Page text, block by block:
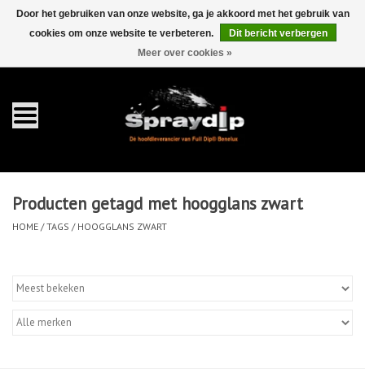
0 Artikelen - €0,00
Gallons
Sprays
Sets
Toebehoren
Producten getagd met hoogglans zwart
HOME /TAGS / HOOGGLANS ZWART
Door het gebruiken van onze website, ga je akkoord met het gebruik van
cookies om onze website te verbeteren.
Dit bericht verbergen
Meer over cookies »